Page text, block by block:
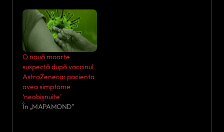
O nouă moarte
suspectă după vaccinul
AstraZeneca: pacienta
avea simptome
‘neobișnuite’
În „MAPAMOND”